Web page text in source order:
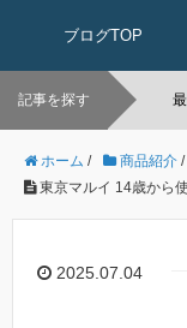
ブログTOP
記事を探す
ホーム / 商品紹介 /
東京マルイ 14歳から
2025.07.04